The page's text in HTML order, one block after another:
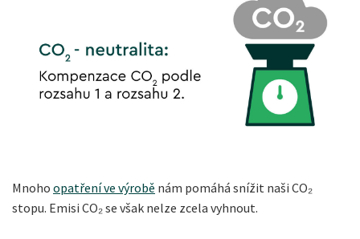
Mnoho opatření ve výrobě nám pomáhá snížit naši CO₂
stopu. Emisi CO₂ se však nelze zcela vyhnout.